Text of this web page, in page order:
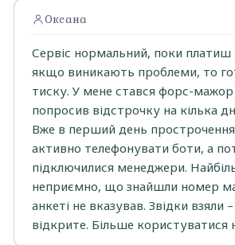
Оксана
Сервіс нормальний, поки платиш
якщо виникають проблеми, то
тиску. У мене стався форс-мажор
попросив відстрочку на кілька
Вже в перший день
активно телефонувати боти, а
підключилися менеджери.
неприємно, що знайшли номер
анкеті не вказував. Звідки взяли
відкрите. Більше користуватися